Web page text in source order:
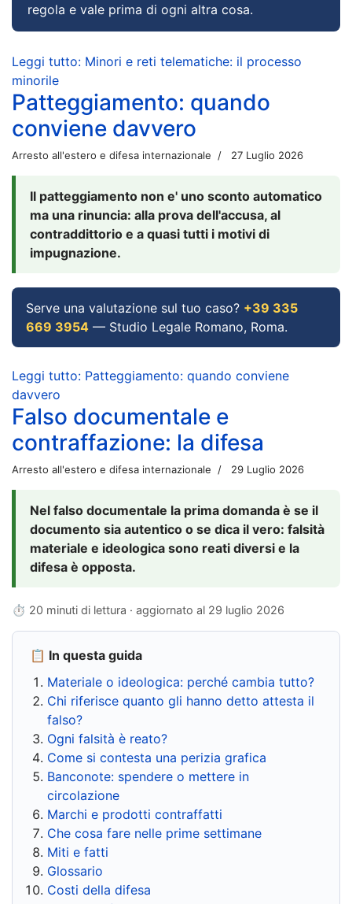
regola e vale prima di ogni altra cosa.
Leggi tutto: Minori e reti telematiche: il processo
minorile
Patteggiamento: quando
conviene davvero
Arresto all'estero e difesa internazionale 27 Luglio 2026
Il patteggiamento non e' uno sconto automatico
ma una rinuncia: alla prova dell'accusa, al
contraddittorio e a quasi tutti i motivi di
impugnazione.
Serve una valutazione sul tuo caso? +39 335
669 3954 — Studio Legale Romano, Roma.
Leggi tutto: Patteggiamento: quando conviene
davvero
Falso documentale e
contraffazione: la difesa
Arresto all'estero e difesa internazionale 29 Luglio 2026
Nel falso documentale la prima domanda è se il
documento sia autentico o se dica il vero: falsità
materiale e ideologica sono reati diversi e la
difesa è opposta.
⏱ 20 minuti di lettura · aggiornato al 29 luglio 2026
📋 In questa guida
Materiale o ideologica: perché cambia tutto?
Chi riferisce quanto gli hanno detto attesta il
falso?
Ogni falsità è reato?
Come si contesta una perizia grafica
Banconote: spendere o mettere in
circolazione
Marchi e prodotti contraffatti
Che cosa fare nelle prime settimane
Miti e fatti
Glossario
Costi della difesa